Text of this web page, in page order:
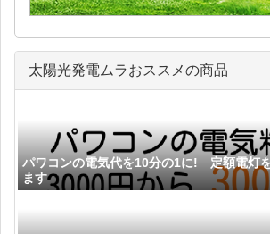
太陽光発電ムラおススメの商品
パワコンの電気代を10分の1に! 定額電灯
ます